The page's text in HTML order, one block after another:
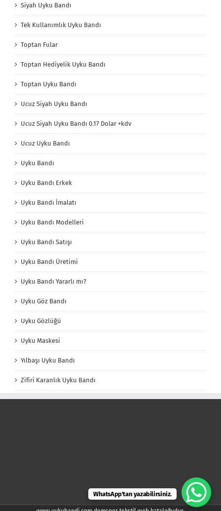
Siyah Uyku Bandı
Tek Kullanımlık Uyku Bandı
Toptan Fular
Toptan Hediyelik Uyku Bandı
Toptan Uyku Bandı
Ucuz Siyah Uyku Bandı
Ucuz Siyah Uyku Bandı 0.17 Dolar +kdv
Ucuz Uyku Bandı
Uyku Bandı
Uyku Bandı Erkek
Uyku Bandı İmalatı
Uyku Bandı Modelleri
Uyku Bandı Satışı
Uyku Bandı Üretimi
Uyku Bandı Yararlı mı?
Uyku Göz Bandı
Uyku Gözlüğü
Uyku Maskesi
Yılbaşı Uyku Bandı
Zifiri Karanlık Uyku Bandı
WhatsApp'tan yazabilirsiniz.